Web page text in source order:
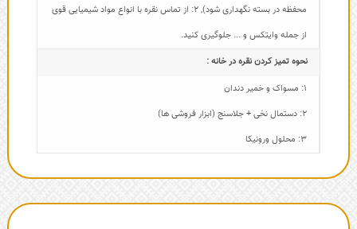
محفظه در بسته نگهداری شود), 2: از تماس نقره با انواع مواد شیمیایی قوی
از جمله وایتکس و ... جلوگیری کنید.
نحوه تمیز کردن نقره در خانه :
1: مسواک و خمیر دندان
2: دستمال نخی + جلاسنج (ابزار فروشی ها)
3: محلول ورونیکا